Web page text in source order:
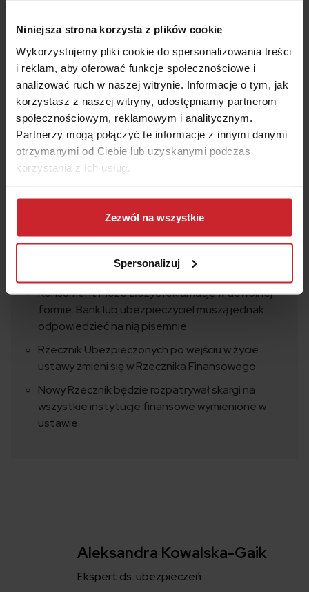
Niniejsza strona korzysta z plików cookie
Wykorzystujemy pliki cookie do spersonalizowania treści
i reklam, aby oferować funkcje społecznościowe i
analizować ruch w naszej witrynie. Informacje o tym, jak
korzystasz z naszej witryny, udostępniamy partnerom
społecznościowym, reklamowym i analitycznym.
Partnerzy mogą połączyć te informacje z innymi danymi
otrzymanymi od Ciebie lub uzyskanymi podczas
korzystania z ich usług.
Dowiedz się więcej na temat tego, kim jesteśmy, jak
można się z nami skontaktować i w jaki sposób
przetwarzamy dane osobowe w ramachPolityki
Zezwól na wszystkie
Spersonalizuj
Podsumowanie
Prezydent podpisał ustawę o reklamacjach.
Nowe przepisy zaczną obowiązywać jesienią.
Nowe przepisy dotyczą instytucji finansowych
takich jak banki, SKOK-i, zakłady ubezpieczeń,
firmy pożyczkowe itp.
Instytucja finansowa będzie miała 30 dni na
odpowie, reklamację uważa się za zasadną.
Reklamacją jest każde zastrzeżenie dotyczące
obsługi przez instytucję finansową, np.
odszkodowawczej.
Konsument może złożyć reklamację w dowolnej
formie. Bank lub ubezpieczyciel muszą jednak
odpowiedzieć na nią pisemnie.
Rzecznik Ubezpieczonych po wejściu w życie
ustawy zmieni się w Rzecznika Finansowego.
Nowy Rzecznik będzie rozpatrywał skargi na
wszystkie instytucje finansowe wymienione w
ustawie.
Aleksandra Kowalska-Gaik
Ekspert ds. ubezpieczeń